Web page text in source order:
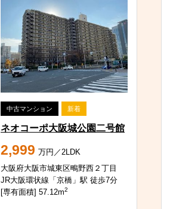
中古マンション 新着
ネオコーポ大阪城公園二号館
2,999 万円／2LDK
大阪府大阪市城東区鴫野西２丁目
JR大阪環状線「京橋」駅 徒歩7分
[専有面積] 57.12m2